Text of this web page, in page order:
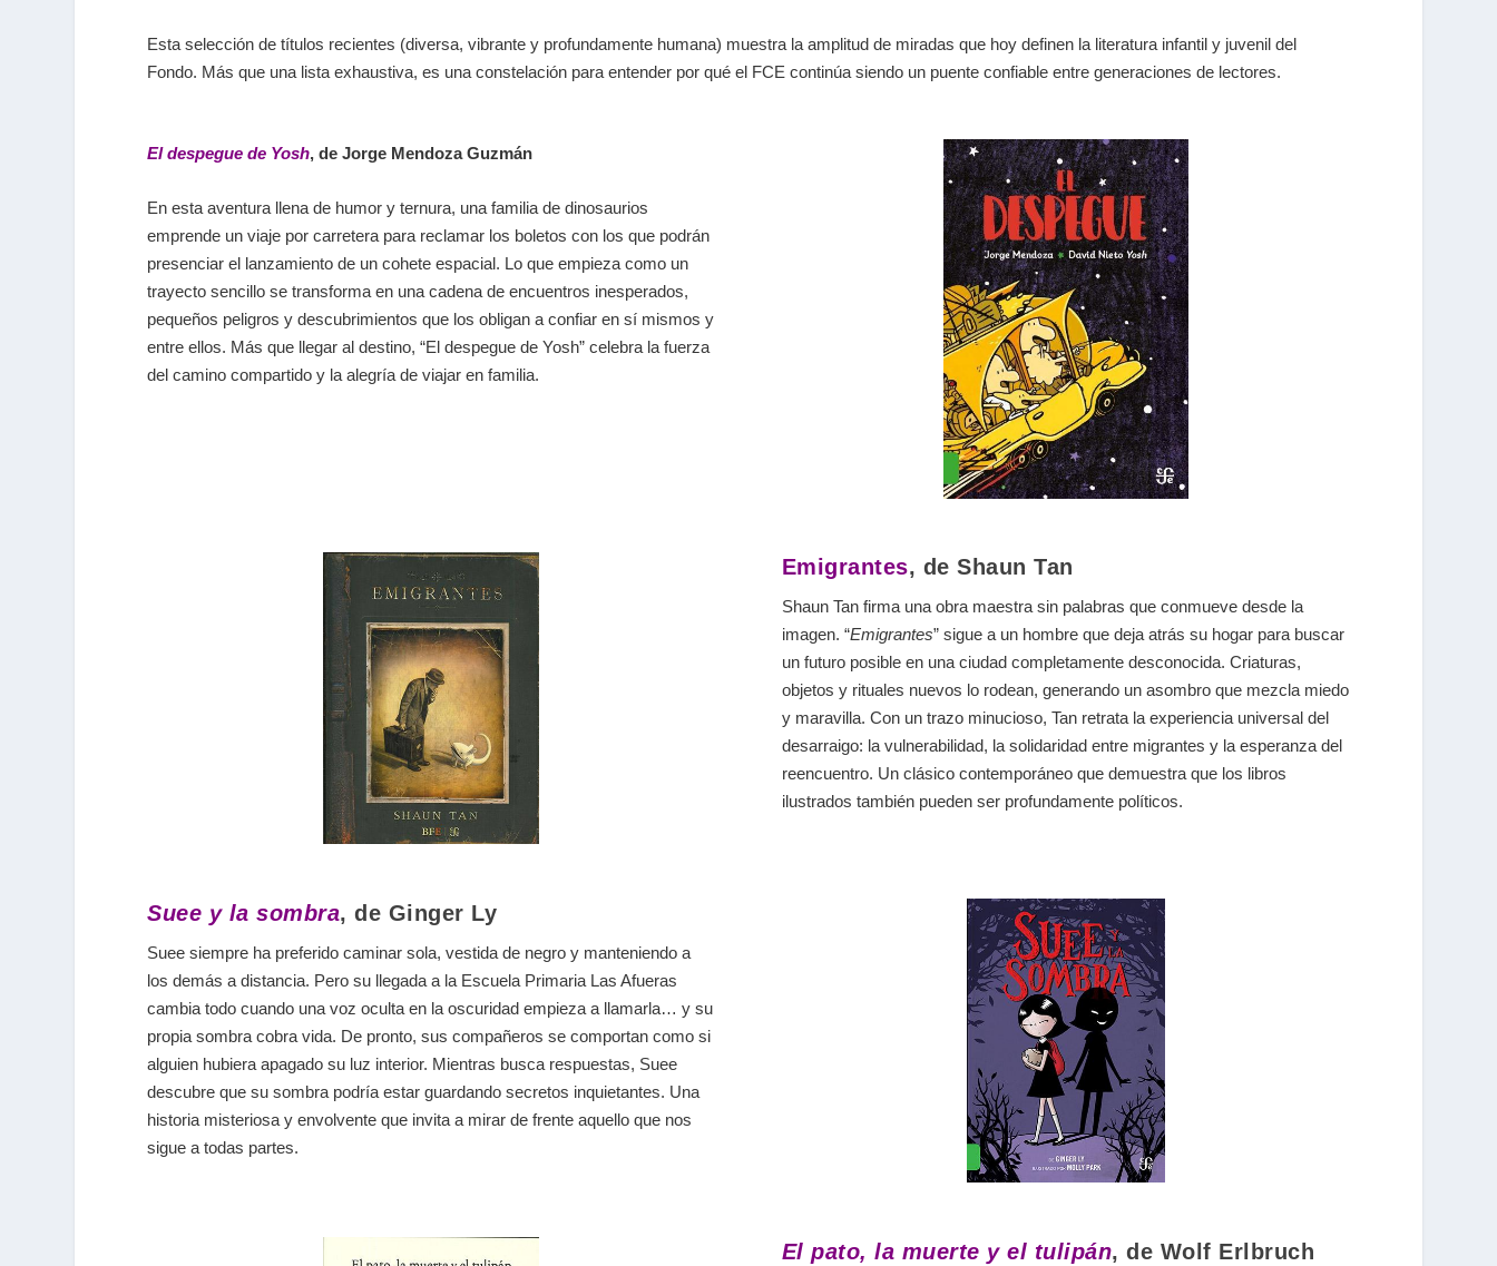
Esta selección de títulos recientes (diversa, vibrante y profundamente humana) muestra la amplitud de miradas que hoy definen la literatura infantil y juvenil del
Fondo. Más que una lista exhaustiva, es una constelación para entender por qué el FCE continúa siendo un puente confiable entre generaciones de lectores.
El despegue de Yosh, de Jorge Mendoza Guzmán
En esta aventura llena de humor y ternura, una familia de dinosaurios
emprende un viaje por carretera para reclamar los boletos con los que podrán
presenciar el lanzamiento de un cohete espacial. Lo que empieza como un
trayecto sencillo se transforma en una cadena de encuentros inesperados,
pequeños peligros y descubrimientos que los obligan a confiar en sí mismos y
entre ellos. Más que llegar al destino, “El despegue de Yosh” celebra la fuerza
del camino compartido y la alegría de viajar en familia.
Emigrantes, de Shaun Tan
Shaun Tan firma una obra maestra sin palabras que conmueve desde la
imagen. “Emigrantes” sigue a un hombre que deja atrás su hogar para buscar
un futuro posible en una ciudad completamente desconocida. Criaturas,
objetos y rituales nuevos lo rodean, generando un asombro que mezcla miedo
y maravilla. Con un trazo minucioso, Tan retrata la experiencia universal del
desarraigo: la vulnerabilidad, la solidaridad entre migrantes y la esperanza del
reencuentro. Un clásico contemporáneo que demuestra que los libros
ilustrados también pueden ser profundamente políticos.
Suee y la sombra, de Ginger Ly
Suee siempre ha preferido caminar sola, vestida de negro y manteniendo a
los demás a distancia. Pero su llegada a la Escuela Primaria Las Afueras
cambia todo cuando una voz oculta en la oscuridad empieza a llamarla… y su
propia sombra cobra vida. De pronto, sus compañeros se comportan como si
alguien hubiera apagado su luz interior. Mientras busca respuestas, Suee
descubre que su sombra podría estar guardando secretos inquietantes. Una
historia misteriosa y envolvente que invita a mirar de frente aquello que nos
sigue a todas partes.
El pato, la muerte y el tulipán, de Wolf Erlbruch